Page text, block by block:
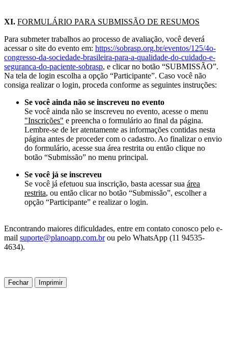
XI. FORMULÁRIO PARA SUBMISSÃO DE RESUMOS
Para submeter trabalhos ao processo de avaliação, você deverá
acessar o site do evento em: https://sobrasp.org.br/eventos/125/4o-
congresso-da-sociedade-brasileira-para-a-qualidade-do-cuidado-e-
seguranca-do-paciente-sobrasp, e clicar no botão “SUBMISSÃO”.
Na tela de login escolha a opção “Participante”. Caso você não
consiga realizar o login, proceda conforme as seguintes instruções:
Se você ainda não se inscreveu no evento
Se você ainda não se inscreveu no evento, acesse o menu
"Inscrições" e preencha o formulário ao final da página.
Lembre-se de ler atentamente as informações contidas nesta
página antes de proceder com o cadastro. Ao finalizar o envio
do formulário, acesse sua área restrita ou então clique no
botão “Submissão” no menu principal.
Se você já se inscreveu
Se você já efetuou sua inscrição, basta acessar sua área
restrita, ou então clicar no botão “Submissão”, escolher a
opção “Participante” e realizar o login.
Encontrando maiores dificuldades, entre em contato conosco pelo e-
mail suporte@planoapp.com.brou pelo WhatsApp (11 94535-
4634).
Fechar